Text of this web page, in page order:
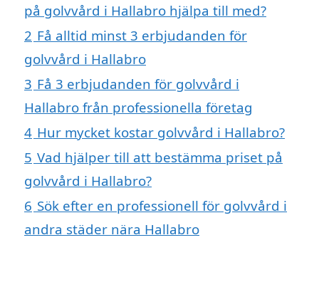
på golvvård i Hallabro hjälpa till med?
2 Få alltid minst 3 erbjudanden för
golvvård i Hallabro
3 Få 3 erbjudanden för golvvård i
Hallabro från professionella företag
4 Hur mycket kostar golvvård i Hallabro?
5 Vad hjälper till att bestämma priset på
golvvård i Hallabro?
6 Sök efter en professionell för golvvård i
andra städer nära Hallabro